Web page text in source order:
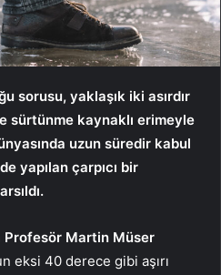
sorusu, yaklaşık iki asırdır
sürtünme kaynaklı erimeyle
uzun süredir kabul
yapılan çarpıcı bir
Profesör Martin Müser
eksi 40 derece gibi aşırı